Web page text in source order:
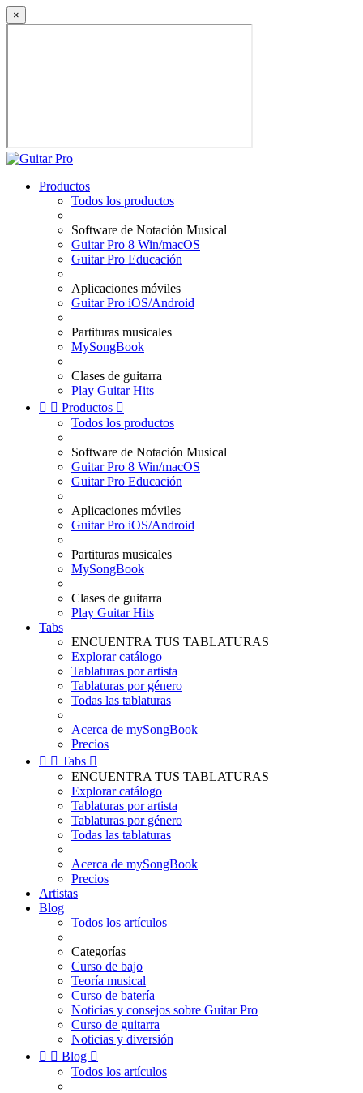
×
Productos
Todos los productos
Software de Notación Musical
Guitar Pro 8 Win/macOS
Guitar Pro Educación
Aplicaciones móviles
Guitar Pro iOS/Android
Partituras musicales
MySongBook
Clases de guitarra
Play Guitar Hits
  Productos 
Todos los productos
Software de Notación Musical
Guitar Pro 8 Win/macOS
Guitar Pro Educación
Aplicaciones móviles
Guitar Pro iOS/Android
Partituras musicales
MySongBook
Clases de guitarra
Play Guitar Hits
Tabs
ENCUENTRA TUS TABLATURAS
Explorar catálogo
Tablaturas por artista
Tablaturas por género
Todas las tablaturas
Acerca de mySongBook
Precios
  Tabs 
ENCUENTRA TUS TABLATURAS
Explorar catálogo
Tablaturas por artista
Tablaturas por género
Todas las tablaturas
Acerca de mySongBook
Precios
Artistas
Blog
Todos los artículos
Categorías
Curso de bajo
Teoría musical
Curso de batería
Noticias y consejos sobre Guitar Pro
Curso de guitarra
Noticias y diversión
  Blog 
Todos los artículos